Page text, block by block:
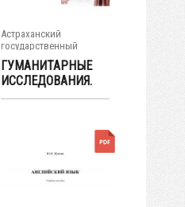
Астраханский
государственный
университет
ГУМАНИТАРНЫЕ
ИССЛЕДОВАНИЯ.
Журнал